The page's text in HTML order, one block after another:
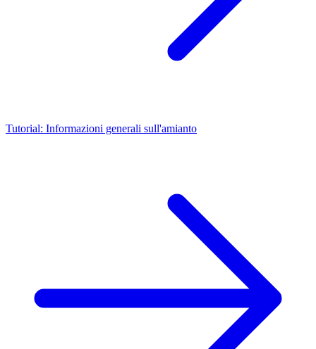
Tutorial: Informazioni generali sull'amianto